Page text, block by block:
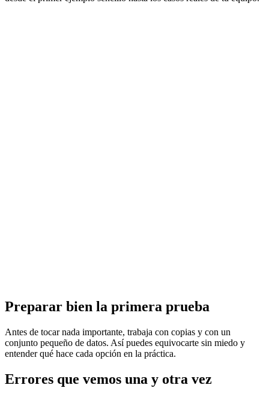
Preparar bien la primera prueba
Antes de tocar nada importante, trabaja con copias y con un
conjunto pequeño de datos. Así puedes equivocarte sin miedo y
entender qué hace cada opción en la práctica.
Errores que vemos una y otra vez